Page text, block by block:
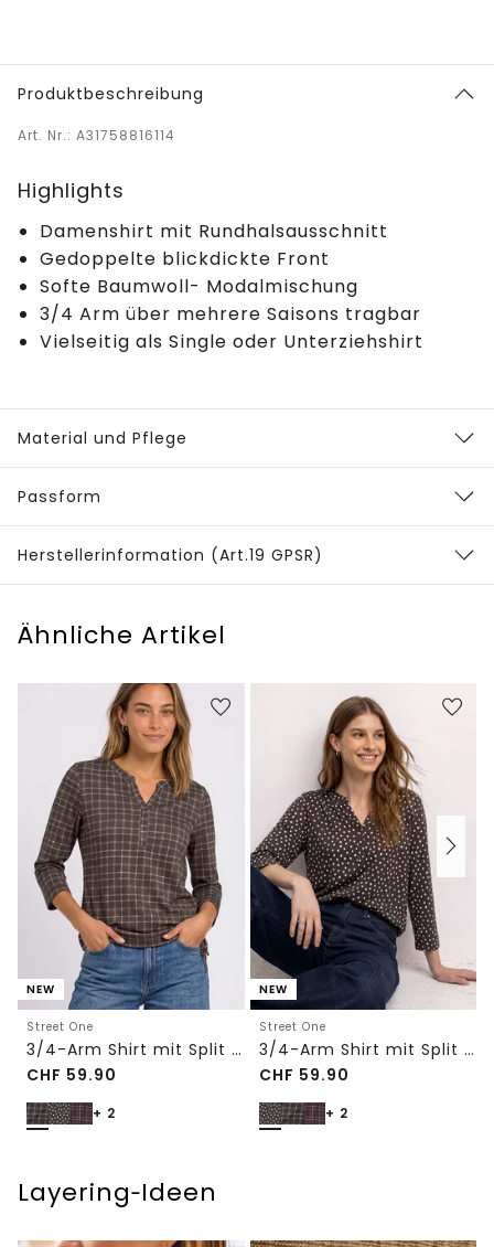
Produktbeschreibung
Art. Nr.: A31758816114
Highlights
Damenshirt mit Rundhalsausschnitt
Gedoppelte blickdickte Front
Softe Baumwoll- Modalmischung
3/4 Arm über mehrere Saisons tragbar
Vielseitig als Single oder Unterziehshirt
Material und Pflege
Passform
Herstellerinformation (Art.19 GPSR)
Ähnliche Artikel
NEW
Street One
3/4-Arm Shirt mit Split Neck und Print
CHF 59.90
+ 2
NEW
Street One
3/4-Arm Shirt mit Split Neck und Print
CHF 59.90
+ 2
Layering‑Ideen